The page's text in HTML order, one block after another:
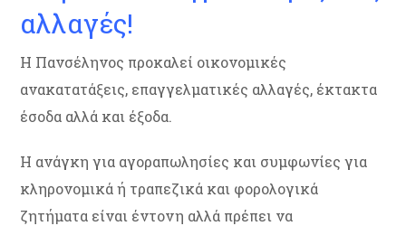
αλλαγές!
Η Πανσέληνος προκαλεί οικονομικές
ανακατατάξεις, επαγγελματικές αλλαγές, έκτακτα
έσοδα αλλά και έξοδα.
Η ανάγκη για αγοραπωλησίες και συμφωνίες για
κληρονομικά ή τραπεζικά και φορολογικά
ζητήματα είναι έντονη αλλά πρέπει να